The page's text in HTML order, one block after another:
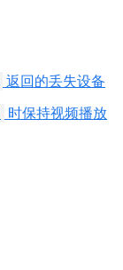
返回的丢失设备
时保持视频播放